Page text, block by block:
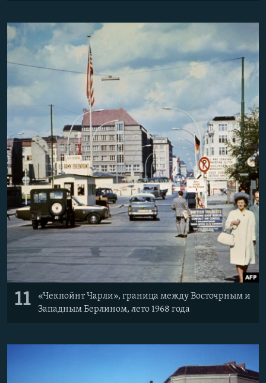
11
«Чекпойнт Чарли», граница между Восточрным и
Западным Берлином, лето 1968 года